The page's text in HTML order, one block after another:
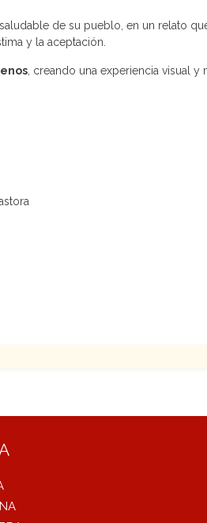
de su pueblo, en un relato
y la aceptación.
, creando una experiencia visual y